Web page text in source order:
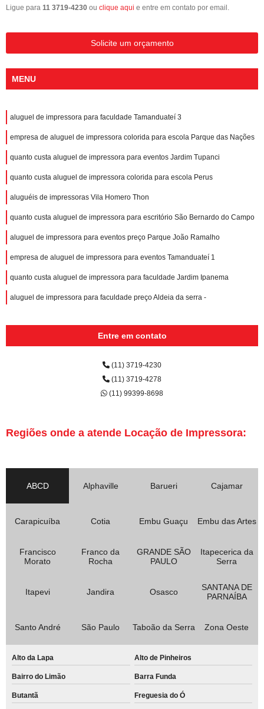
Ligue para 11 3719-4230 ou clique aqui e entre em contato por email.
Solicite um orçamento
MENU
aluguel de impressora para faculdade Tamanduateí 3
empresa de aluguel de impressora colorida para escola Parque das Nações
quanto custa aluguel de impressora para eventos Jardim Tupanci
quanto custa aluguel de impressora colorida para escola Perus
aluguéis de impressoras Vila Homero Thon
quanto custa aluguel de impressora para escritório São Bernardo do Campo
aluguel de impressora para eventos preço Parque João Ramalho
empresa de aluguel de impressora para eventos Tamanduateí 1
quanto custa aluguel de impressora para faculdade Jardim Ipanema
aluguel de impressora para faculdade preço Aldeia da serra -
Entre em contato
(11) 3719-4230
(11) 3719-4278
(11) 99399-8698
Regiões onde a atende Locação de Impressora:
ABCD Alphaville Barueri Cajamar
Carapicuíba Cotia Embu Guaçu Embu das Artes
Francisco
Morato
Franco da
Rocha
GRANDE SÃO
PAULO
Itapecerica da
Serra
Itapevi Jandira Osasco
SANTANA DE
PARNAÍBA
Santo André São Paulo Taboão da Serra Zona Oeste
Alto da Lapa Alto de Pinheiros
Bairro do Limão Barra Funda
Butantã Freguesia do Ó